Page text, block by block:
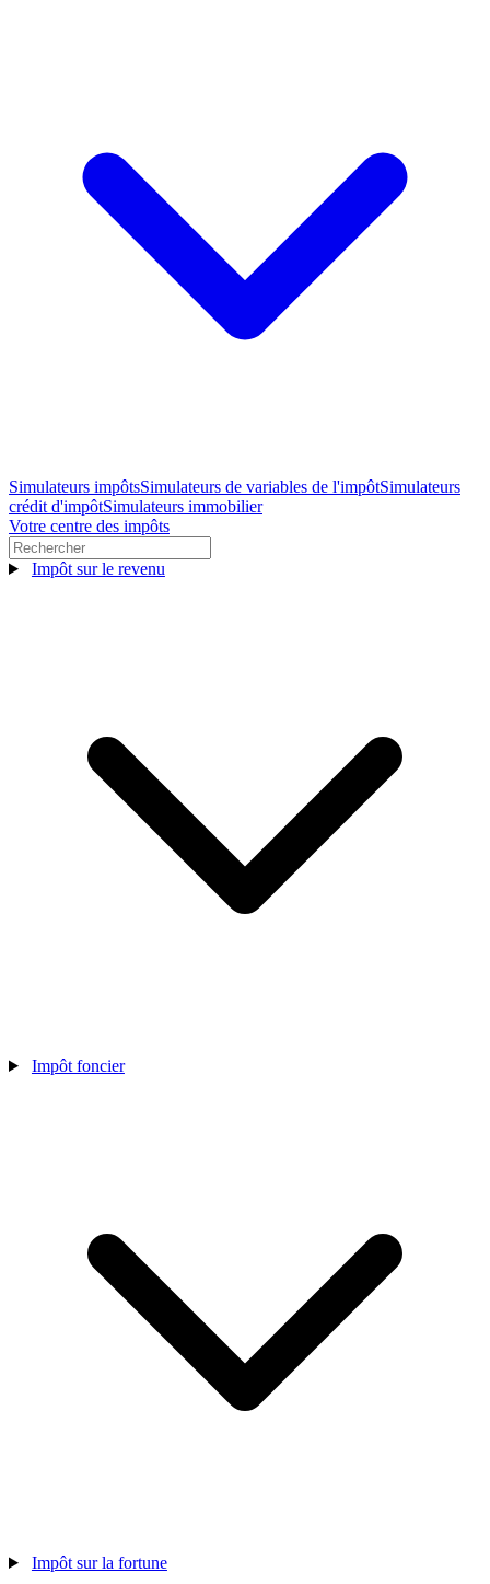
Simulateurs impôtsSimulateurs de variables de l'impôtSimulateurs
crédit d'impôtSimulateurs immobilier
Votre centre des impôts
Impôt sur le revenu
Impôt foncier
Impôt sur la fortune